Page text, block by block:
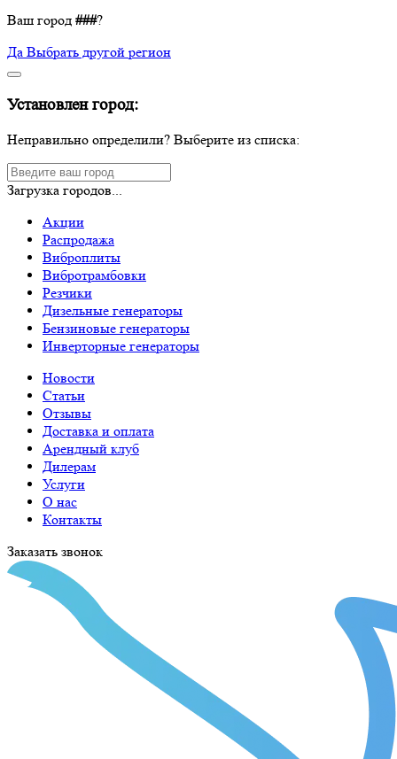
Ваш город ###?
Да Выбрать другой регион
Установлен город:
Неправильно определили? Выберите из списка:
Загрузка городов...
Акции
Распродажа
Виброплиты
Вибротрамбовки
Резчики
Дизельные генераторы
Бензиновые генераторы
Инверторные генераторы
Новости
Статьи
Отзывы
Доставка и оплата
Арендный клуб
Дилерам
Услуги
О нас
Контакты
Заказать звонок